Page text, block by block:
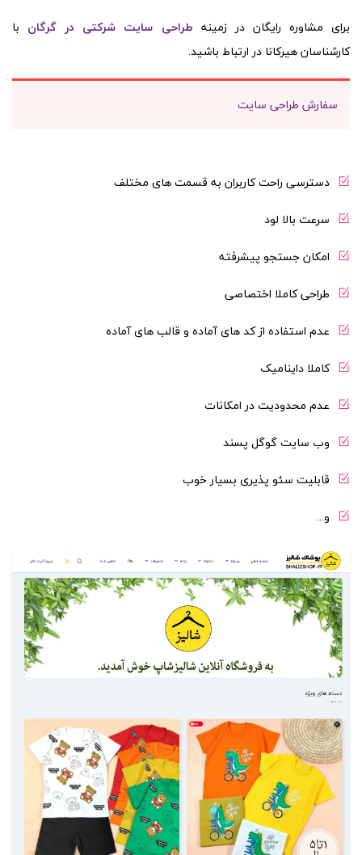
برای مشاوره رایگان در زمینه طراحی سایت شرکتی در گرگان با
کارشناسان هیرکانا در ارتباط باشید.
سفارش طراحی سایت
دسترسی راحت کاربران به قسمت های مختلف
سرعت بالا لود
امکان جستجو پیشرفته
طراحی کاملا اختصاصی
عدم استفاده از کد های آماده و قالب های آماده
کاملا داینامیک
عدم محدودیت در امکانات
وب سایت گوگل پسند
قابلیت سئو پذیری بسیار خوب
و...